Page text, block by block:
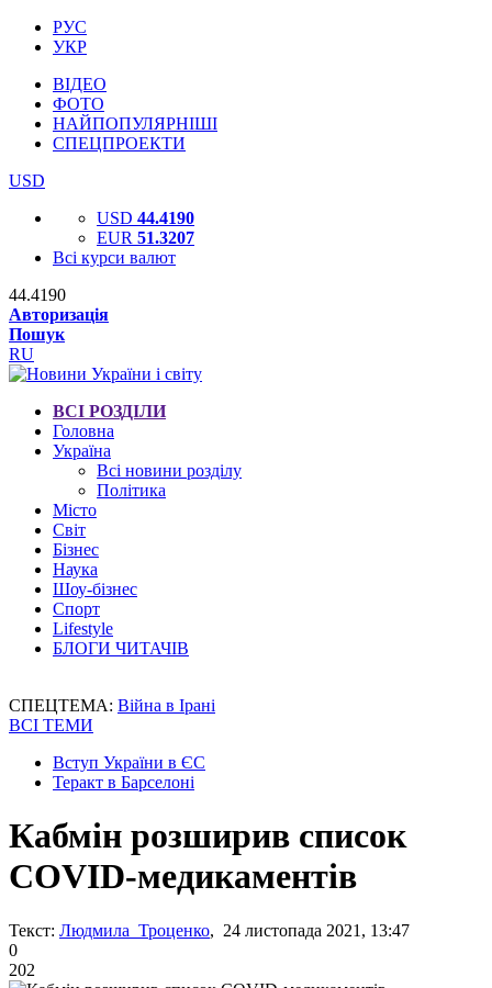
РУС
УКР
ВІДЕО
ФОТО
НАЙПОПУЛЯРНІШІ
СПЕЦПРОЕКТИ
USD
USD 44.4190
EUR 51.3207
Всі курси валют
44.4190
Авторизація
Пошук
RU
ВСІ РОЗДІЛИ
Головна
Україна
Всі новини розділу
Політика
Місто
Світ
Бізнес
Наука
Шоу-бізнес
Спорт
Lifestyle
БЛОГИ ЧИТАЧІВ
СПЕЦТЕМА: Війна в Ірані
ВСІ ТЕМИ
Вступ України в ЄС
Теракт в Барселоні
Кабмін розширив список
COVID-медикаментів
Текст: Людмила Троценко, 24 листопада 2021, 13:47
0
202